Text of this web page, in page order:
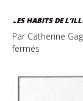
LES HABITS DE
Par Catherine
fermés